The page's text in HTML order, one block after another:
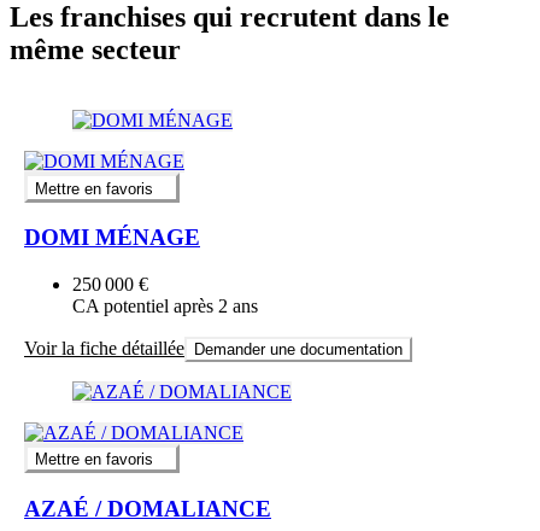
Les franchises qui recrutent dans le
même secteur
Mettre en favoris
DOMI MÉNAGE
250 000 €
CA potentiel après 2 ans
Voir la fiche détaillée Demander une documentation
Mettre en favoris
AZAÉ / DOMALIANCE